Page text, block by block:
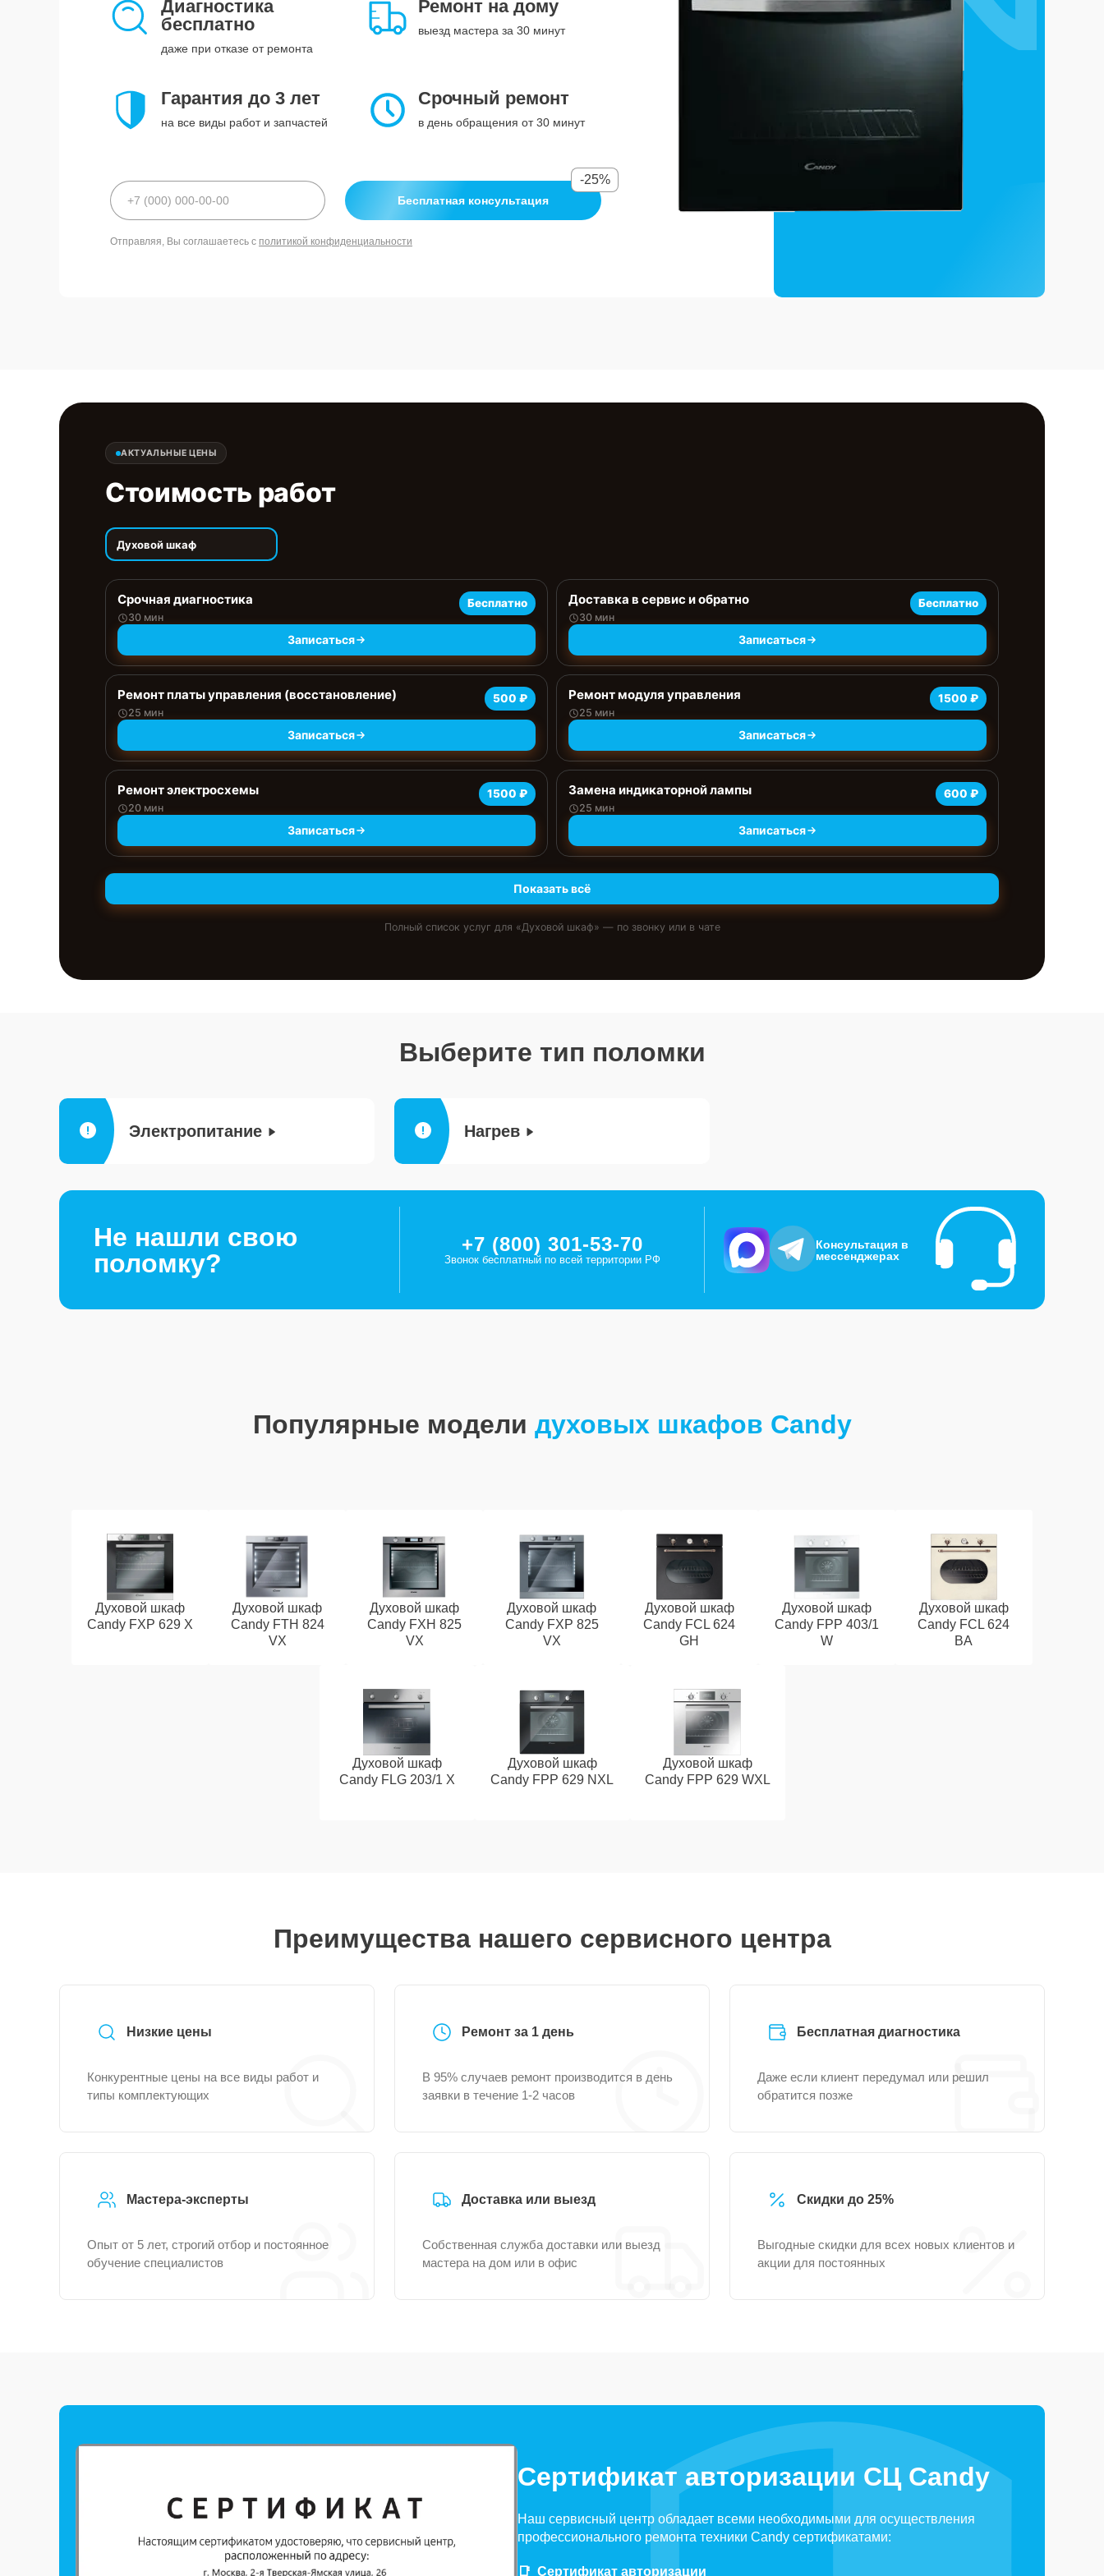
Диагностика
бесплатно
даже при отказе от ремонта
Ремонт на дому
выезд мастера за 30 минут
Гарантия до 3 лет
на все виды работ и запчастей
Срочный ремонт
в день обращения от 30 минут
Бесплатная консультация
-25%
Отправляя, Вы соглашаетесь с политикой конфиденциальности
АКТУАЛЬНЫЕ ЦЕНЫ
Стоимость работ
Духовой шкаф
Срочная диагностика
30 мин
Бесплатно
Записаться
Доставка в сервис и обратно
30 мин
Бесплатно
Записаться
Ремонт платы управления (восстановление)
25 мин
500 ₽
Записаться
Ремонт модуля управления
25 мин
1500 ₽
Записаться
Ремонт электросхемы
20 мин
1500 ₽
Записаться
Замена индикаторной лампы
25 мин
600 ₽
Записаться
Показать всё
Полный список услуг для «Духовой шкаф» — по звонку или в чате
Выберите тип поломки
Электропитание Нагрев
Не нашли свою
поломку?
+7 (800) 301-53-70
Звонок бесплатный по всей территории РФ
Консультация в
мессенджерах
Популярные модели духовых шкафов Candy
Духовой шкаф
Candy FXP 629 X
Духовой шкаф
Candy FTH 824
VX
Духовой шкаф
Candy FXH 825
VX
Духовой шкаф
Candy FXP 825
VX
Духовой шкаф
Candy FCL 624
GH
Духовой шкаф
Candy FPP 403/1
W
Духовой шкаф
Candy FCL 624
BA
Духовой шкаф
Candy FLG 203/1 X
Духовой шкаф
Candy FPP 629 NXL
Духовой шкаф
Candy FPP 629 WXL
Преимущества нашего сервисного центра
Низкие цены
Конкурентные цены на все виды работ и
типы комплектующих
Ремонт за 1 день
В 95% случаев ремонт производится в день
заявки в течение 1-2 часов
Бесплатная диагностика
Даже если клиент передумал или решил
обратится позже
Мастера-эксперты
Опыт от 5 лет, строгий отбор и постоянное
обучение специалистов
Доставка или выезд
Собственная служба доставки или выезд
мастера на дом или в офис
Скидки до 25%
Выгодные скидки для всех новых клиентов и
акции для постоянных
Сертификат авторизации СЦ Candy
Наш сервисный центр обладает всеми необходимыми для осуществления
профессионального ремонта техники Candy сертификатами:
Сертификат авторизации